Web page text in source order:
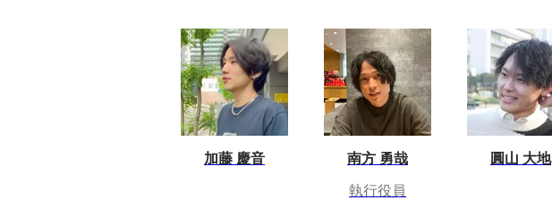
加藤 慶音 南方 勇哉
執行役員
圓山 大地